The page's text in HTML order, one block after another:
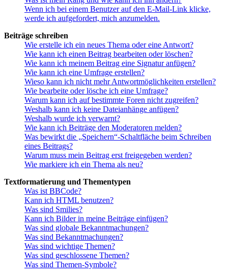
Wenn ich bei einem Benutzer auf den E-Mail-Link klicke,
werde ich aufgefordert, mich anzumelden.
Beiträge schreiben
Wie erstelle ich ein neues Thema oder eine Antwort?
Wie kann ich einen Beitrag bearbeiten oder löschen?
Wie kann ich meinem Beitrag eine Signatur anfügen?
Wie kann ich eine Umfrage erstellen?
Wieso kann ich nicht mehr Antwortmöglichkeiten erstellen?
Wie bearbeite oder lösche ich eine Umfrage?
Warum kann ich auf bestimmte Foren nicht zugreifen?
Weshalb kann ich keine Dateianhänge anfügen?
Weshalb wurde ich verwarnt?
Wie kann ich Beiträge den Moderatoren melden?
Was bewirkt die „Speichern“-Schaltfläche beim Schreiben
eines Beitrags?
Warum muss mein Beitrag erst freigegeben werden?
Wie markiere ich ein Thema als neu?
Textformatierung und Thementypen
Was ist BBCode?
Kann ich HTML benutzen?
Was sind Smilies?
Kann ich Bilder in meine Beiträge einfügen?
Was sind globale Bekanntmachungen?
Was sind Bekanntmachungen?
Was sind wichtige Themen?
Was sind geschlossene Themen?
Was sind Themen-Symbole?